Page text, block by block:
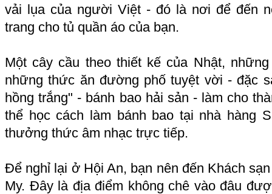
vải lụa của người Việt - đó là nơi để đến
trang cho tủ quần áo của bạn.
Một cây cầu theo thiết kế của Nhật,
những thức ăn đường phố tuyệt vời - đặc
hồng trắng" - bánh bao hải sản - làm cho
thể học cách làm bánh bao tại nhà hàng
thưởng thức âm nhạc trực tiếp.
Để nghỉ lại ở Hội An, bạn nên đến Khách
My. Đây là địa điểm không chê vào đâu